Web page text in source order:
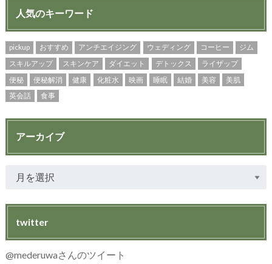
人気のキーワード
pickup おすすめ アンチエイジング ウェディング コーヒー
ジム
スキルアップ
スキンケア ダイエット デトックス
ライザップ
便秘
便秘解消 健康 化粧水 映画 睡眠 結婚 美容
美肌
英会話
食事
アーカイブ
twitter
@mederuwaさんのツイート